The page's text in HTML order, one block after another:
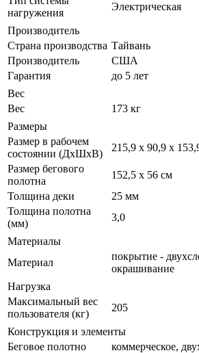
нагружения
Электрическая
Производитель
Страна производства Тайвань
Производитель
США
Гарантия
до 5 лет
Вес
Вес
173 кг
Размеры
Размер в рабочем
состоянии (ДxШxВ)
215,9 x 90,9 x
Размер бегового
полотна
152,5 х 56 см
Толщина деки
25 мм
Толщина полотна
(мм)
3,0
Материалы
Материал
покрытие -
окрашивание
Нагрузка
Максимальный вес
пользователя (кг)
205
Конструкция и элементы
Беговое полотно
коммерческое,